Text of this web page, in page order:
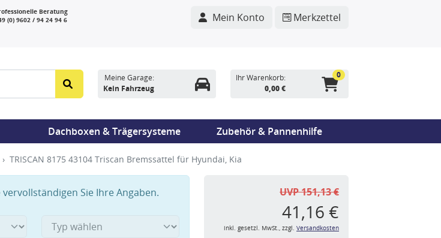
Beratung
(0) 9602 / 94 24 94 6
Mein Konto Merkzettel
Meine Garage:
Kein Fahrzeug
Ihr Warenkorb:
0,00 €
0
Dachboxen & Trägersysteme Zubehör & Pannenhilfe
TRISCAN 8175 43104 Triscan Bremssattel für Hyundai, Kia
Sie Ihre Angaben. UVP 151,13 €
41,16 €
inkl. gesetzl. MwSt., zzgl. Versandkosten